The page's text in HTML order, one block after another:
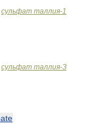
сульфат таллия-1
сульфат таллия-З